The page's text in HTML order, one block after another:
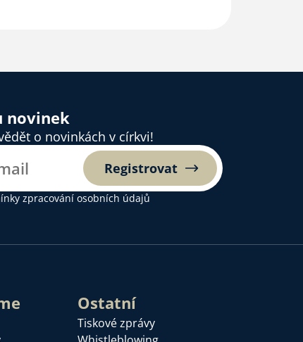
novinek
o novinkách v církvi!
Registrovat
zpracování osobních údajů
Ostatní
Tiskové zprávy